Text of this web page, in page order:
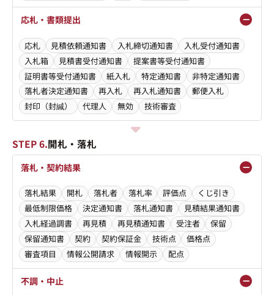
応札・書類提出
応札 見積依頼通知書 入札締切通知書
入札受付通知書
入札箱
見積書受付通知書
提案書等受付通知書
証明書等受付通知書
紙入札 特定通知書
非特定通知書
落札者決定通知書
再入札 再入札通知書
郵便入札
封印（封緘）
代理人 無効 技術審査
STEP 6.開札・落札
落札・契約結果
落札結果 開札 落札者 落札率 評価点
くじ引き
最低制限価格
決定通知書 落札通知書
見積結果通知書
入札経過調書
再見積 再見積通知書 受注者
保留
保留通知書
契約 契約保証金 技術点
価格点
審査項目
情報公開請求 情報開示 配点
不調・中止